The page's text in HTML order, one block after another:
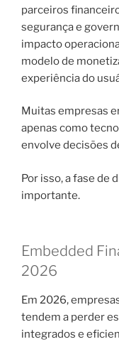
parceiros
segurança e
impacto
modelo de
experiência do
Muitas empresas
apenas como
envolve decisões
Por isso, a fase de
importante.
Embedded
2026
Em 2026,
tendem a perder
integrados e